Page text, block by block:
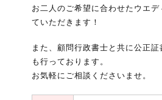
お二人のご希望に合わせたウエ
ていただきます！
また、顧問行政書士と共に公正証
も行っております。
お気軽にご相談くださいませ。